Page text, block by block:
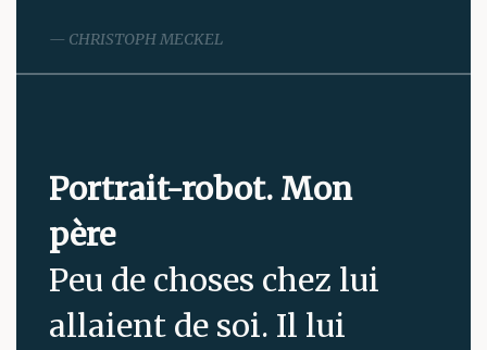
CHRISTOPH MECKEL
Portrait-robot. Mon
père
Peu de choses chez lui
allaient de soi. Il lui